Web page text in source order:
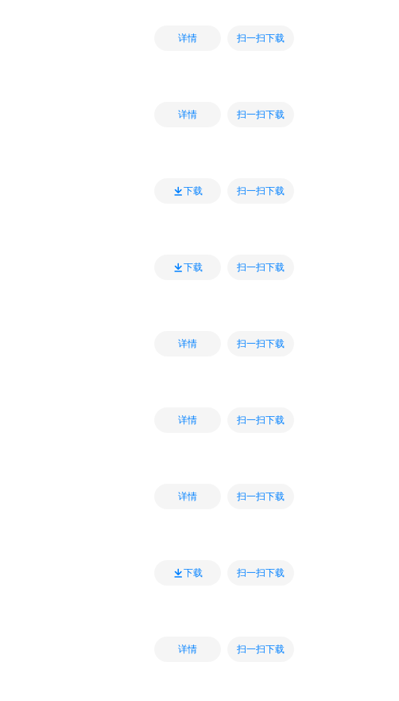
详情 扫一扫下载
详情 扫一扫下载
下载 扫一扫下载
下载 扫一扫下载
详情 扫一扫下载
详情 扫一扫下载
详情 扫一扫下载
下载 扫一扫下载
详情 扫一扫下载